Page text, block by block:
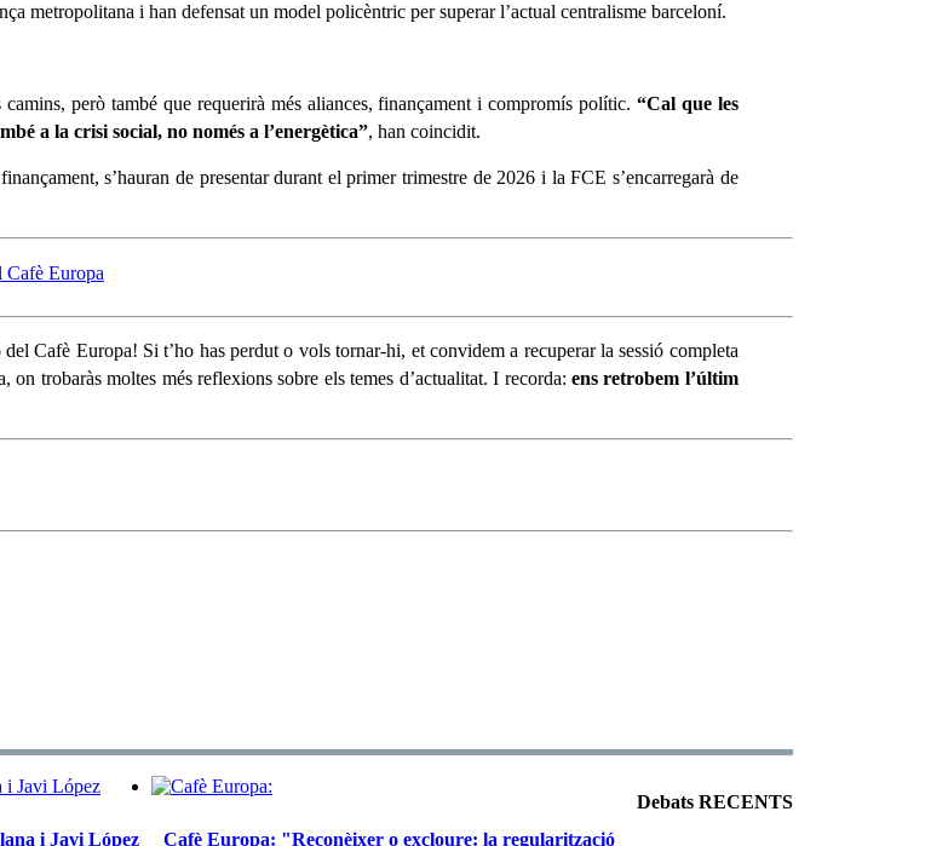
metropolitana i han defensat un model policèntric per superar l’actual centralisme barceloní.
però també que requerirà més aliances, finançament i compromís polític. “Cal que les
a la crisi social, no només a l’energètica”, han coincidit.
s’hauran de presentar durant el primer trimestre de 2026 i la FCE s’encarregarà de
Cafè Europa! Si t’ho has perdut o vols tornar-hi, et convidem a recuperar la sessió completa
trobaràs moltes més reflexions sobre els temes d’actualitat. I recorda: ens retrobem l’últim
Debats RECENTS
i Javi López
Cafè Europa: "Reconèixer o excloure: la regularització en el marc europeu"